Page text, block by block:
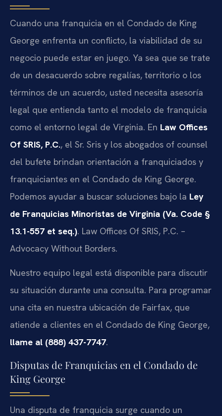
Cuando una franquicia en el Condado de King
George enfrenta un conflicto, la viabilidad de su
negocio puede estar en juego. Ya sea que se trate
de un desacuerdo sobre regalías, territorio o los
términos de un acuerdo, usted necesita asesoría
legal que entienda tanto el modelo de franquicia
como el entorno legal de Virginia. En Law Offices
Of SRIS, P.C., el Sr. Sris y los abogados of counsel
del bufete brindan orientación a franquiciados y
franquiciantes en el Condado de King George.
Podemos ayudar a buscar soluciones bajo la Ley
de Franquicias Minoristas de Virginia (Va. Code §
13.1-557 et seq.). Law Offices Of SRIS, P.C. –
Advocacy Without Borders.
Nuestro equipo legal está disponible para discutir
su situación durante una consulta. Para programar
una cita en nuestra ubicación de Fairfax, que
atiende a clientes en el Condado de King George,
llame al (888) 437-7747.
Disputas de Franquicias en el Condado de
King George
Una disputa de franquicia surge cuando un